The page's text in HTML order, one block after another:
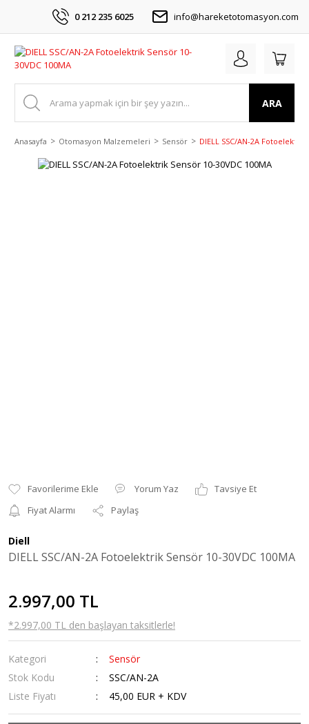
0 212 235 6025 info@hareketotomasyon.com
ARA
Anasayfa Otomasyon Malzemeleri Sensör DIELL SSC/AN-2A
Yorum Yaz
Tavsiye Et
Fiyat Alarmı
Paylaş
Diell
DIELL SSC/AN-2A Fotoelektrik Sensör 10-30VDC 100MA
2.997,00 TL
*2.997,00 TL den başlayan taksitlerle!
Kategori
Sensör
Stok Kodu
SSC/AN-2A
Liste Fiyatı
45,00 EUR + KDV